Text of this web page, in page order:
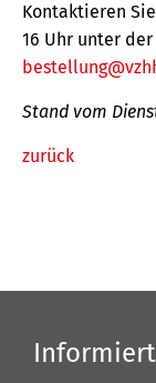
Kontaktieren
16 Uhr unter
Stand vom
zurück